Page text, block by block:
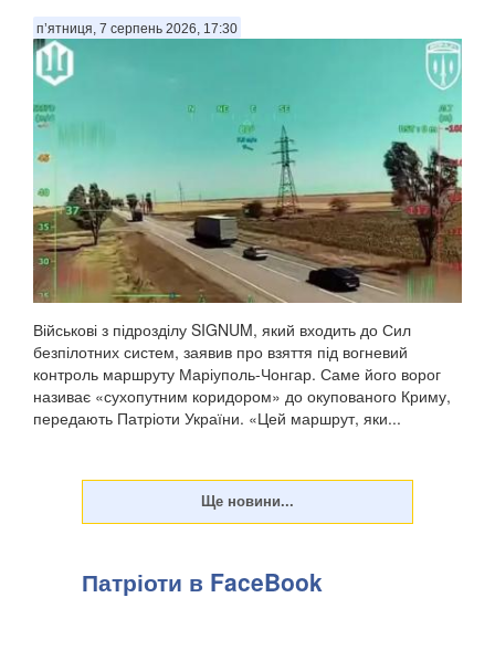
п’ятниця, 7 серпень 2026, 17:30
Військові з підрозділу SIGNUM, який входить до Сил
безпілотних систем, заявив про взяття під вогневий
контроль маршруту Маріуполь-Чонгар. Саме його ворог
називає «сухопутним коридором» до окупованого Криму,
передають Патріоти України. «Цей маршрут, яки...
Патріоти в FaceBook